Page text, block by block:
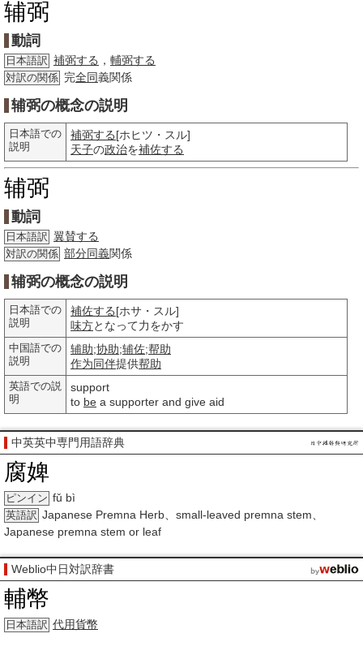
辅弼
動詞
日本語訳 補弼する ， 輔弼する
対訳の関係 完全同義関係
辅弼の概念の説明
日本語での
説明
補弼する[ホヒツ・スル]
天子の政治を補佐する
辅弼
動詞
日本語訳 翼賛する
対訳の関係 部分同義関係
辅弼の概念の説明
日本語での
説明
補佐する[ホサ・スル]
味方となって力をかす
中国語での
説明
辅助;协助;辅佐;帮助
作为同伴提供帮助
英語での説
明
support
to be a supporter and give aid
中英英中専門用語辞典
腐婢
ピンイン fǔ bì
英語訳 Japanese Premna Herb、small-leaved premna stem、
Japanese premna stem or leaf
Weblio中日対訳辞書
輔幣
日本語訳 代用貨幣